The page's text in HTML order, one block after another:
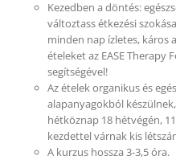
Kezedben a döntés:
változtass étkezési
minden nap ízletes, káros
ételeket az EASE Therapy
segítségével!
Az ételek organikus és
alapanyagokból
hétköznap 18 hétvégén,
kezdettel várnak kis
A kurzus hossza 3-3,5 óra.